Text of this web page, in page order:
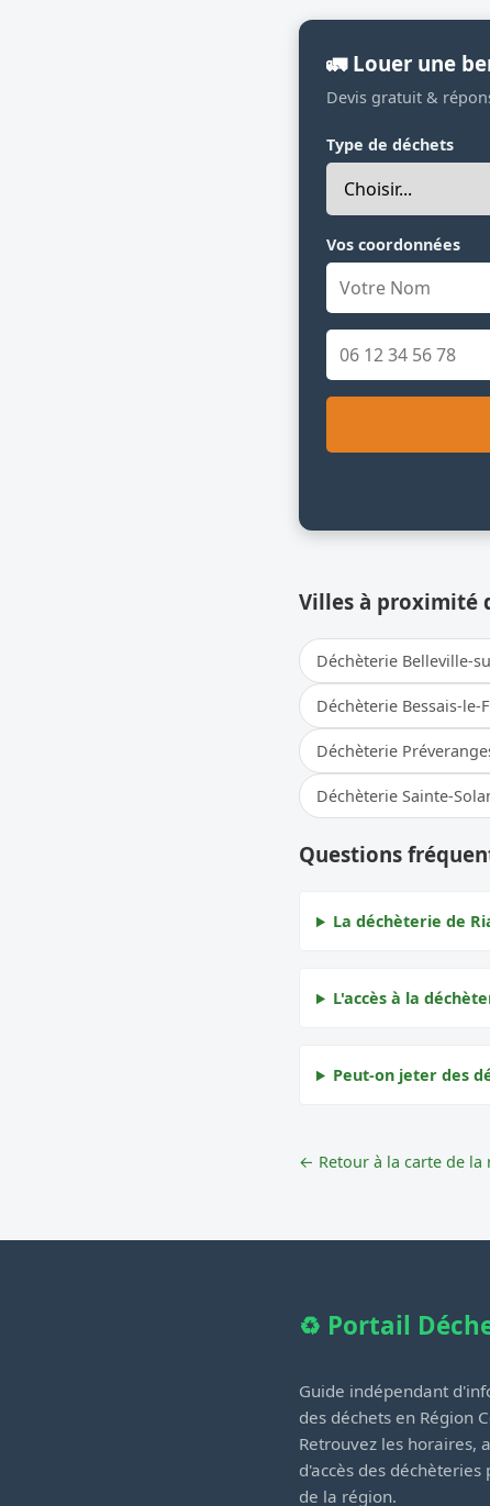
🚛 Louer une
Devis gratuit &
Type de déchets
Vos coordonnées
Villes à proximité
Déchèterie Belleville-
Déchèterie Bessais-le-
Déchèterie
Déchèterie Sainte-
Questions
La déchèterie de
L'accès à la
Peut-on jeter des
← Retour à la carte de la
♻️ Portail
Guide indépendant
des déchets en Région
Retrouvez les horaires,
d'accès des
de la région.